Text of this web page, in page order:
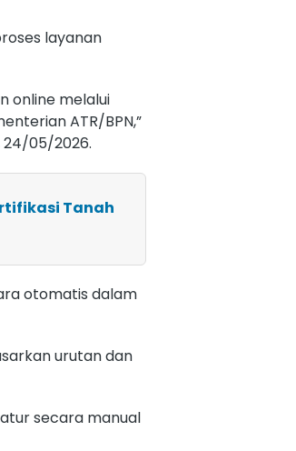
layanan
online melalui
ATR/BPN,”
24/05/2026.
Tanah
otomatis dalam
urutan dan
secara manual